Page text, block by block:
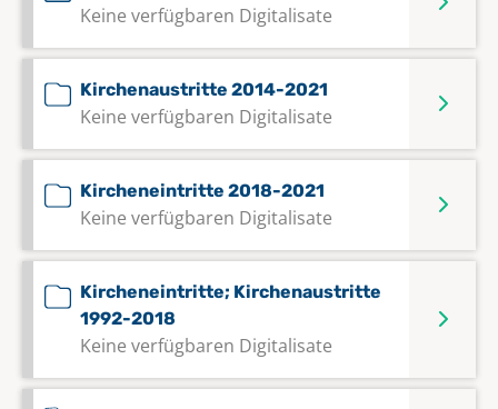
Keine verfügbaren Digitalisate
Kirchenaustritte 2014-2021
Keine verfügbaren Digitalisate
Kircheneintritte 2018-2021
Keine verfügbaren Digitalisate
Kircheneintritte; Kirchenaustritte
1992-2018
Keine verfügbaren Digitalisate